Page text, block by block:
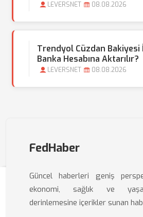
LEVERSNET 08.08.2026
Trendyol Cüzdan Bakiyesi
Banka Hesabına Aktarılır?
LEVERSNET 08.08.2026
FedHaber
Güncel haberleri geniş
ekonomi, sağlık ve
derinlemesine içerikler sunan